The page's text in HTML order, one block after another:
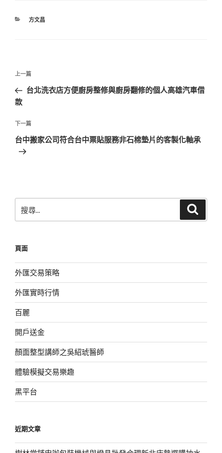
分
方文昌
文
導
覽
上
一
篇
章
上一篇
台北洗衣店方便廚房整修與廚房翻修的個人高雄汽車借
款
下
一
篇
下一篇
台中搬家公司符合台中票貼服務非石棉墊片的客製化軸承
尋
字:
頁面
外匯交易策略
外匯實時行情
百麗
開戶送金
顏面整型講師之吳紹琥醫師
體驗模擬交易樂趣
黑平台
近期文章